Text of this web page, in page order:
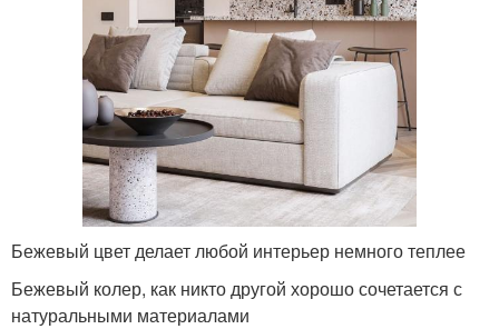
Бежевый цвет делает любой интерьер немного теплее
Бежевый колер, как никто другой хорошо сочетается с
натуральными материалами